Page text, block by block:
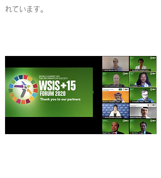
れています。